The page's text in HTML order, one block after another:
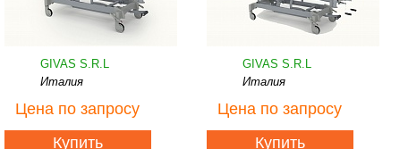
GIVAS S.R.L
Италия
Цена по запросу
Купить
GIVAS S.R.L
Италия
Цена по запросу
Купить